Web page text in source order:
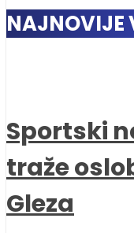
NAJNOVIJE
Sportski
traže
Gleza